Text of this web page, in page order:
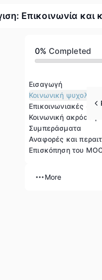
Επικοινωνία
0% Completed
Εισαγωγή
Κοινωνική
Επικοινωνιακές
Κοινωνική ακρόαση
Συμπεράσματα
Αναφορές και
Επισκόπηση του
More